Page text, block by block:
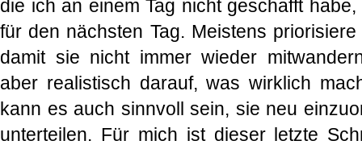
die ich an einem Tag nicht geschafft
für den nächsten Tag. Meistens
damit sie nicht immer wieder
aber realistisch darauf, was wirklich
kann es auch sinnvoll sein, sie neu
unterteilen. Für mich ist dieser letzte